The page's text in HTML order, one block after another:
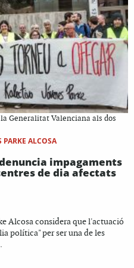
Generalitat Valenciana als dos
PARKE ALCOSA
impagaments
de dia afectats
Alcosa considera que l'actuació
política" per ser una de les